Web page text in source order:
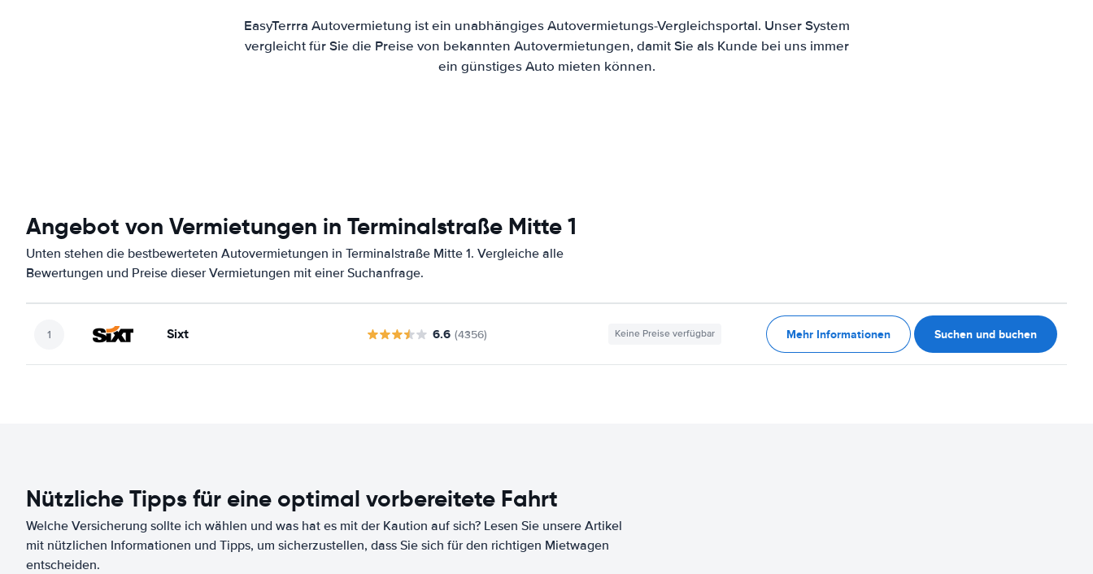
EasyTerrra Autovermietung ist ein unabhängiges Autovermietungs-Vergleichsportal. Unser System
vergleicht für Sie die Preise von bekannten Autovermietungen, damit Sie als Kunde bei uns immer
ein günstiges Auto mieten können.
Angebot von Vermietungen in Terminalstraße Mitte 1
Unten stehen die bestbewerteten Autovermietungen in Terminalstraße Mitte 1. Vergleiche alle
Bewertungen und Preise dieser Vermietungen mit einer Suchanfrage.
Sixt 6.6 (4356) Keine Preise verfügbar Mehr Informationen Suchen und buchen
Nützliche Tipps für eine optimal vorbereitete Fahrt
Welche Versicherung sollte ich wählen und was hat es mit der Kaution auf sich? Lesen Sie unsere Artikel
mit nützlichen Informationen und Tipps, um sicherzustellen, dass Sie sich für den richtigen Mietwagen
entscheiden.